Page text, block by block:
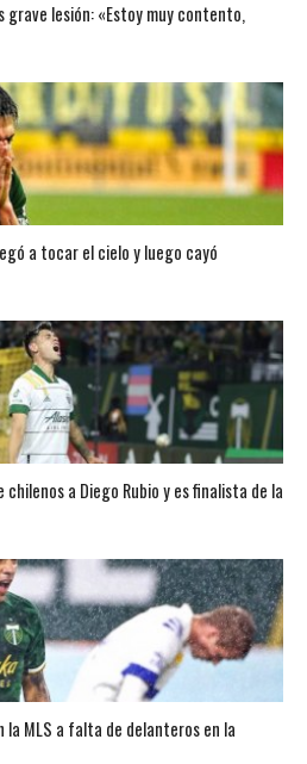
lesión: «Estoy muy contento,
a tocar el cielo y luego cayó
chilenos a Diego Rubio y es finalista de la
la MLS a falta de delanteros en la